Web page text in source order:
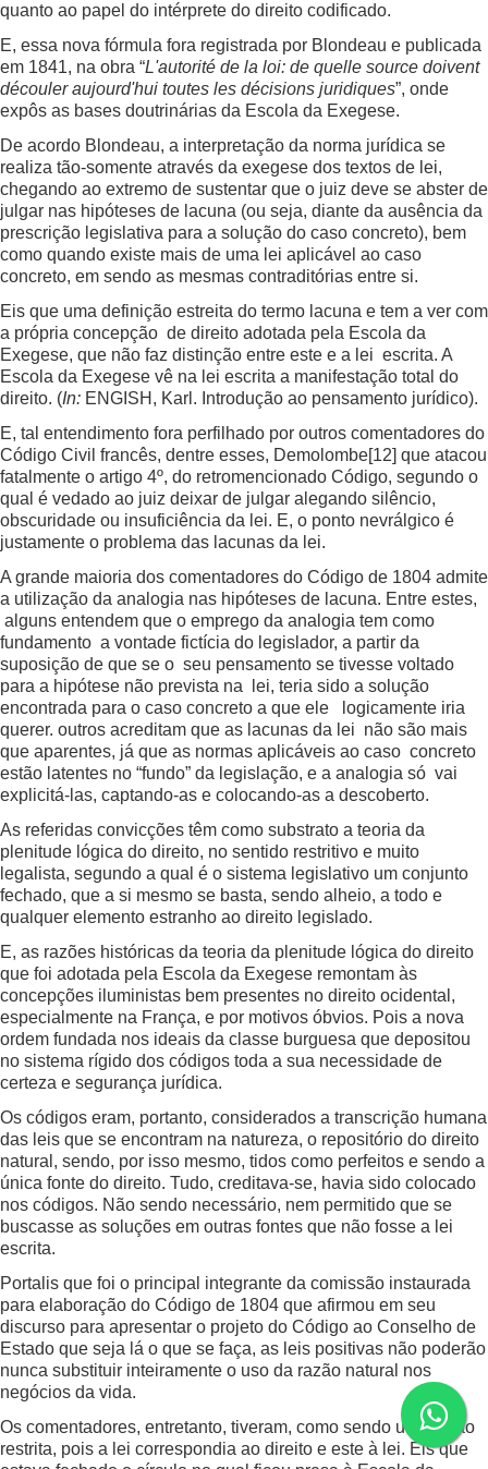
quanto ao papel do intérprete do direito codificado.
E, essa nova fórmula fora registrada por Blondeau e publicada
em 1841, na obra “L'autorité de la loi: de quelle source doivent
découler aujourd'hui toutes les décisions juridiques”, onde
expôs as bases doutrinárias da Escola da Exegese.
De acordo Blondeau, a interpretação da norma jurídica se
realiza tão-somente através da exegese dos textos de lei,
chegando ao extremo de sustentar que o juiz deve se abster de
julgar nas hipóteses de lacuna (ou seja, diante da ausência da
prescrição legislativa para a solução do caso concreto), bem
como quando existe mais de uma lei aplicável ao caso
concreto, em sendo as mesmas contraditórias entre si.
Eis que uma definição estreita do termo lacuna e tem a ver com
a própria concepção de direito adotada pela Escola da
Exegese, que não faz distinção entre este e a lei escrita. A
Escola da Exegese vê na lei escrita a manifestação total do
direito. (In: ENGISH, Karl. Introdução ao pensamento jurídico).
E, tal entendimento fora perfilhado por outros comentadores do
Código Civil francês, dentre esses, Demolombe[12] que atacou
fatalmente o artigo 4º, do retromencionado Código, segundo o
qual é vedado ao juiz deixar de julgar alegando silêncio,
obscuridade ou insuficiência da lei. E, o ponto nevrálgico é
justamente o problema das lacunas da lei.
A grande maioria dos comentadores do Código de 1804 admite
a utilização da analogia nas hipóteses de lacuna. Entre estes,
alguns entendem que o emprego da analogia tem como
fundamento a vontade fictícia do legislador, a partir da
suposição de que se o seu pensamento se tivesse voltado
para a hipótese não prevista na lei, teria sido a solução
encontrada para o caso concreto a que ele logicamente iria
querer. outros acreditam que as lacunas da lei não são mais
que aparentes, já que as normas aplicáveis ao caso concreto
estão latentes no “fundo” da legislação, e a analogia só vai
explicitá-las, captando-as e colocando-as a descoberto.
As referidas convicções têm como substrato a teoria da
plenitude lógica do direito, no sentido restritivo e muito
legalista, segundo a qual é o sistema legislativo um conjunto
fechado, que a si mesmo se basta, sendo alheio, a todo e
qualquer elemento estranho ao direito legislado.
E, as razões históricas da teoria da plenitude lógica do direito
que foi adotada pela Escola da Exegese remontam às
concepções iluministas bem presentes no direito ocidental,
especialmente na França, e por motivos óbvios. Pois a nova
ordem fundada nos ideais da classe burguesa que depositou
no sistema rígido dos códigos toda a sua necessidade de
certeza e segurança jurídica.
Os códigos eram, portanto, considerados a transcrição humana
das leis que se encontram na natureza, o repositório do direito
natural, sendo, por isso mesmo, tidos como perfeitos e sendo a
única fonte do direito. Tudo, creditava-se, havia sido colocado
nos códigos. Não sendo necessário, nem permitido que se
buscasse as soluções em outras fontes que não fosse a lei
escrita.
Portalis que foi o principal integrante da comissão instaurada
para elaboração do Código de 1804 que afirmou em seu
discurso para apresentar o projeto do Código ao Conselho de
Estado que seja lá o que se faça, as leis positivas não poderão
nunca substituir inteiramente o uso da razão natural nos
negócios da vida.
Os comentadores, entretanto, tiveram, como sendo uma visão
restrita, pois a lei correspondia ao direito e este à lei. Eis que